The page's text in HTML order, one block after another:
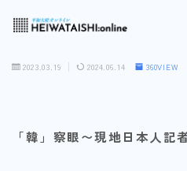
2023.03.19 2024.06.14 360VIEW
「韓」察眼〜現地日本人記